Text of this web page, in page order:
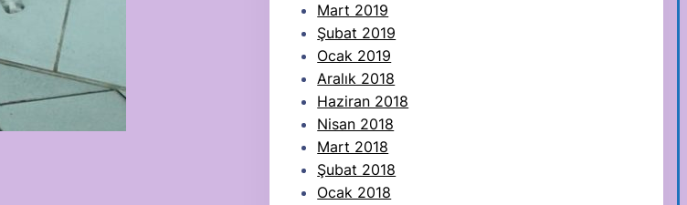
Mart 2019
Şubat 2019
Ocak 2019
Aralık 2018
Haziran 2018
Nisan 2018
Mart 2018
Şubat 2018
Ocak 2018